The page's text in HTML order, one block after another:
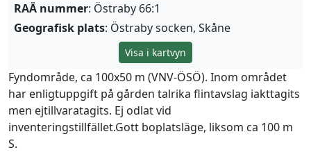
RAÄ nummer: Östraby 66:1
Geografisk plats: Östraby socken, Skåne
Visa i kartvyn
Fyndområde, ca 100x50 m (VNV-ÖSÖ). Inom området
har enligtuppgift på gården talrika flintavslag iakttagits
men ejtillvaratagits. Ej odlat vid
inventeringstillfället.Gott boplatsläge, liksom ca 100 m
S.